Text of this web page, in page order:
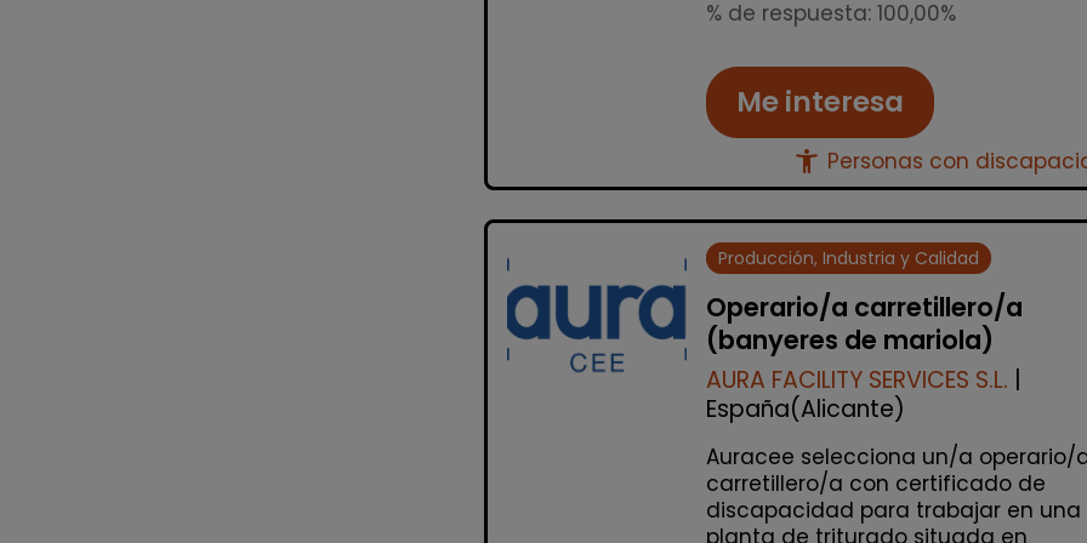
% de respuesta: 100,00%
Me interesa
accessibility_new Personas con
Producción, Industria y Calidad
Operario/a carretillero/a
(banyeres de mariola)
AURA FACILITY SERVICES S.L. |
España(Alicante)
Auracee selecciona un/a operario/
carretillero/a con certificado de
discapacidad para trabajar en una
planta de triturado situada en